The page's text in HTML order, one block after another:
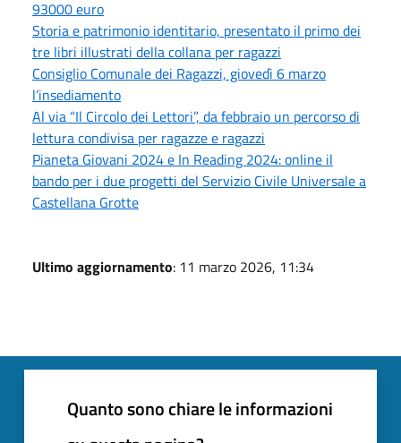
93000 euro
Storia e patrimonio identitario, presentato il primo dei
tre libri illustrati della collana per ragazzi
Consiglio Comunale dei Ragazzi, giovedì 6 marzo
l’insediamento
Al via “Il Circolo dei Lettori”, da febbraio un percorso di
lettura condivisa per ragazze e ragazzi
Pianeta Giovani 2024 e In Reading 2024: online il
bando per i due progetti del Servizio Civile Universale a
Castellana Grotte
Ultimo aggiornamento: 11 marzo 2026, 11:34
Quanto sono chiare le informazioni